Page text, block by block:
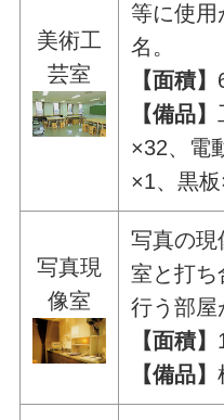
美術工
芸室
等に使用
名。
【面積】
【備品】
×32、電
×1、黒
写真現
像室
写真の現
室と打ち
行う部屋
【面積】
【備品】